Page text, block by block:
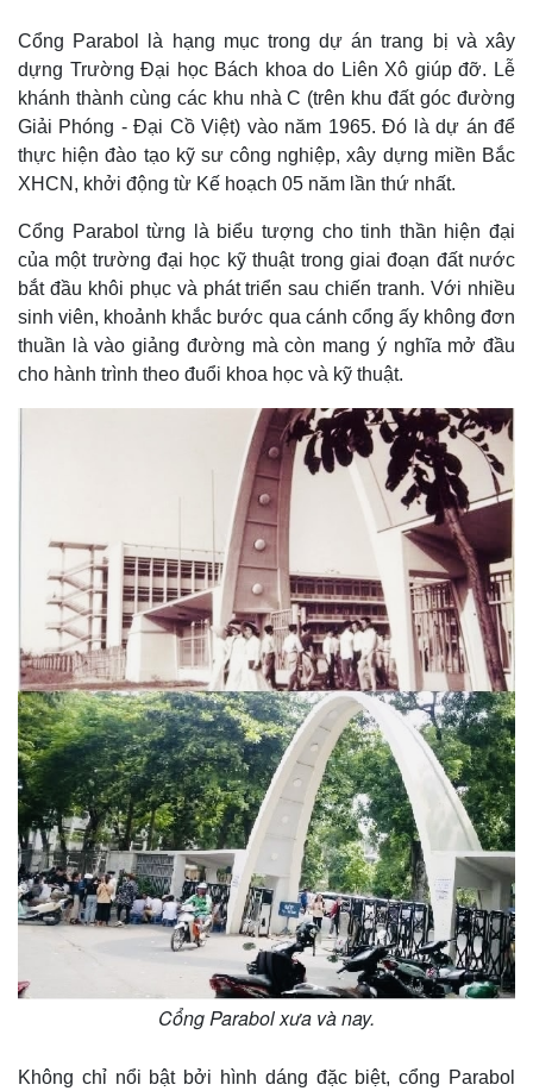
Cuộc sống đó đây
Hồ sơ
Multimedia
Video
E-Magazine
Infographic
Cổng Parabol là hạng mục trong dự án trang bị và xây
dựng Trường Đại học Bách khoa do Liên Xô giúp đỡ. Lễ
khánh thành cùng các khu nhà C (trên khu đất góc đường
Giải Phóng - Đại Cồ Việt) vào năm 1965. Đó là dự án để
thực hiện đào tạo kỹ sư công nghiệp, xây dựng miền Bắc
XHCN, khởi động từ Kế hoạch 05 năm lần thứ nhất.
Cổng Parabol từng là biểu tượng cho tinh thần hiện đại
của một trường đại học kỹ thuật trong giai đoạn đất nước
bắt đầu khôi phục và phát triển sau chiến tranh. Với nhiều
sinh viên, khoảnh khắc bước qua cánh cổng ấy không đơn
thuần là vào giảng đường mà còn mang ý nghĩa mở đầu
cho hành trình theo đuổi khoa học và kỹ thuật.
Cổng Parabol xưa và nay.
Không chỉ nổi bật bởi hình dáng đặc biệt, cổng Parabol